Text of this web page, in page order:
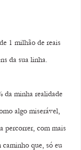
1 milhão de reais
da sua linha.
da minha realidade
algo miserável,
percorrer, com mais
que, só eu